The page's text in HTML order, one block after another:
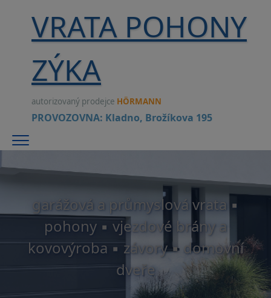
VRATA POHONY
ZÝKA
autorizovaný prodejce HÖRMANN
PROVOZOVNA: Kladno, Brožíkova 195
Menu
garážová a průmyslová vrata ▪
pohony ▪ vjezdové brány a
kovovýroba ▪ závory ▪ domovní
dveře